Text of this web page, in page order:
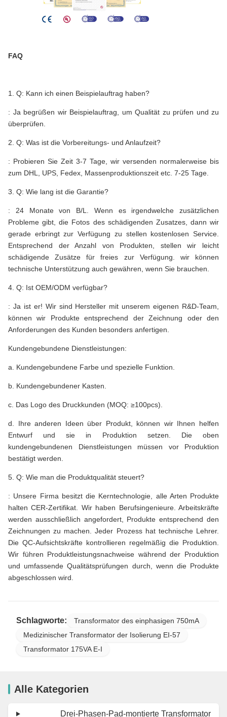
FAQ
1. Q: Kann ich einen Beispielauftrag haben?
: Ja begrüßen wir Beispielauftrag, um Qualität zu prüfen und zu
überprüfen.
2. Q: Was ist die Vorbereitungs- und Anlaufzeit?
: Probieren Sie Zeit 3-7 Tage, wir versenden normalerweise bis
zum DHL, UPS, Fedex, Massenproduktionszeit etc. 7-25 Tage.
3. Q: Wie lang ist die Garantie?
: 24 Monate von B/L. Wenn es irgendwelche zusätzlichen
Probleme gibt, die Fotos des schädigenden Zusatzes, dann wir
gerade erbringt zur Verfügung zu stellen kostenlosen Service.
Entsprechend der Anzahl von Produkten, stellen wir leicht
schädigende Zusätze für freies zur Verfügung. wir können
technische Unterstützung auch gewähren, wenn Sie brauchen.
4. Q: Ist OEM/ODM verfügbar?
: Ja ist er! Wir sind Hersteller mit unserem eigenen R&D-Team,
können wir Produkte entsprechend der Zeichnung oder den
Anforderungen des Kunden besonders anfertigen.
Kundengebundene Dienstleistungen:
a. Kundengebundene Farbe und spezielle Funktion.
b. Kundengebundener Kasten.
c. Das Logo des Druckkunden (MOQ: ≥100pcs).
d. Ihre anderen Ideen über Produkt, können wir Ihnen helfen
Entwurf und sie in Produktion setzen. Die oben
kundengebundenen Dienstleistungen müssen vor Produktion
bestätigt werden.
5. Q: Wie man die Produktqualität steuert?
: Unsere Firma besitzt die Kerntechnologie, alle Arten Produkte
halten CER-Zertifikat. Wir haben Berufsingenieure. Arbeitskräfte
werden ausschließlich angefordert, Produkte entsprechend den
Zeichnungen zu machen. Jeder Prozess hat technische Lehrer.
Die QC-Aufsichtskräfte kontrollieren regelmäßig die Produktion.
Wir führen Produktleistungsnachweise während der Produktion
und umfassende Qualitätsprüfungen durch, wenn die Produkte
abgeschlossen wird.
Schlagworte:
Transformator des einphasigen 750mA
Medizinischer Transformator der Isolierung EI-57
Transformator 175VA E-I
Alle Kategorien
Drei-Phasen-Pad-montierte Transformator